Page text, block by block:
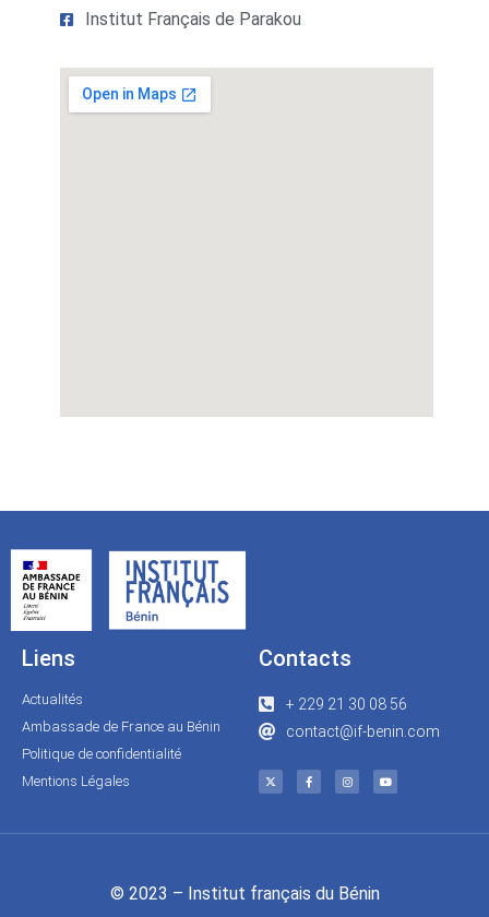
Institut Français de Parakou
Liens
Actualités
Ambassade de France au Bénin
Politique de confidentialité
Mentions Légales
Contacts
+ 229 21 30 08 56
contact@if-benin.com
© 2023 – Institut français du Bénin